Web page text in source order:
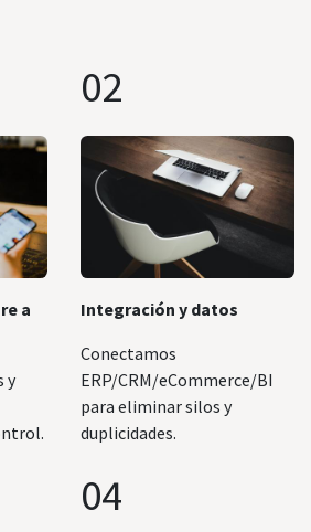
a
y
02
Integración y datos
Conectamos
ERP/CRM/eCommerce/BI
para eliminar silos y
duplicidades.
04